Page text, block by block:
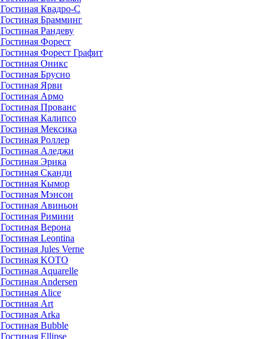
Гостиная Квадро-С
Гостиная Брамминг
Гостиная Рандеву
Гостиная Форест
Гостиная Форест Графит
Гостиная Оникс
Гостиная Брусно
Гостиная Ярви
Гостиная Армо
Гостиная Прованс
Гостиная Калипсо
Гостиная Мексика
Гостиная Роллер
Гостиная Аледжи
Гостиная Эрика
Гостиная Сканди
Гостиная Кымор
Гостиная Мэнсон
Гостиная Авиньон
Гостиная Римини
Гостиная Верона
Гостиная Leontina
Гостиная Jules Verne
Гостиная KOTO
Гостиная Aquarelle
Гостиная Andersen
Гостиная Alice
Гостиная Art
Гостиная Arka
Гостиная Bubble
Гостиная Ellipse